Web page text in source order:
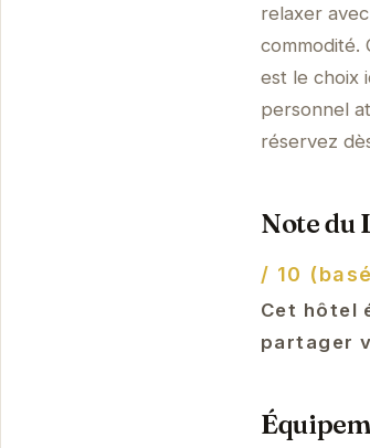
relaxer
commodité.
est le choix
personnel
réservez
Note du
/ 10
Cet hôtel
partager